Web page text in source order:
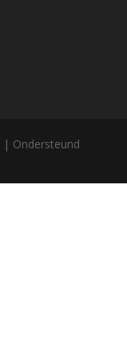
| Ondersteund